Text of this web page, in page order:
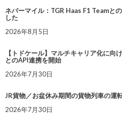
ネバーマイル：TGR Haas F1 Teamと
した
2026年8月5日
【トドケール】マルチキャリア化に
とのAPI連携を開始
2026年7月30日
JR貨物／お盆休み期間の貨物列車の運
2026年7月30日